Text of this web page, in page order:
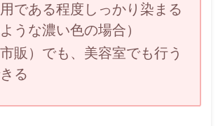
である程度しっかり染まる
うな濃い色の場合）
販）でも、美容室でも行う
る